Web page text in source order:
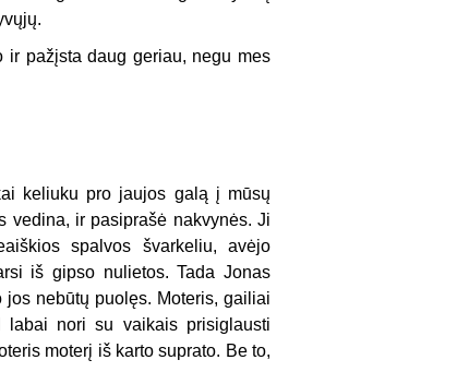
pažįsta daug geriau, negu mes
keliuku pro jaujos galą į mūsų
vedina, ir pasiprašė nakvynės. Ji
spalvos švarkeliu, avėjo
iš gipso nulietos. Tada Jonas
nebūtų puolęs. Moteris, gailiai
labai nori su vaikais prisiglausti
moterį iš karto suprato. Be to,